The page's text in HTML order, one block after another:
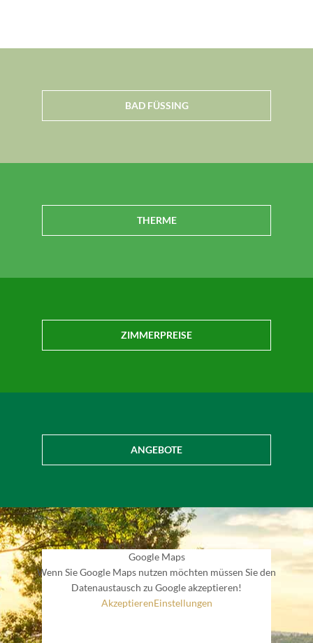
BAD FÜSSING
THERME
ZIMMERPREISE
ANGEBOTE
Google Maps
Wenn Sie Google Maps nutzen möchten müssen Sie den
Datenaustausch zu Google akzeptieren!
AkzeptierenEinstellungen